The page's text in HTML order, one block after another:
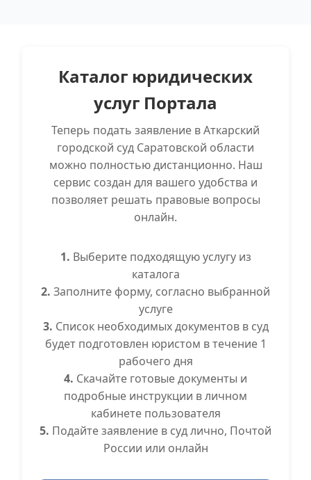
Каталог юридических
услуг Портала
Теперь подать заявление в Аткарский
городской суд Саратовской области
можно полностью дистанционно. Наш
сервис создан для вашего удобства и
позволяет решать правовые вопросы
онлайн.
1. Выберите подходящую услугу из
каталога
2. Заполните форму, согласно выбранной
услуге
3. Список необходимых документов в суд
будет подготовлен юристом в течение 1
рабочего дня
4. Скачайте готовые документы и
подробные инструкции в личном
кабинете пользователя
5. Подайте заявление в суд лично, Почтой
России или онлайн